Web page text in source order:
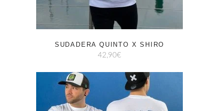
SUDADERA QUINTO X SHIRO
42,90€